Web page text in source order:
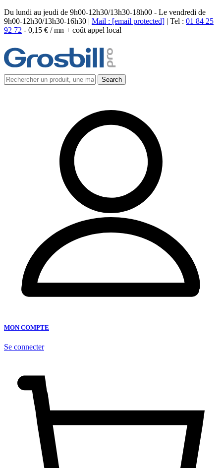
Du lundi au jeudi de 9h00-12h30/13h30-18h00 - Le vendredi de
9h00-12h30/13h30-16h30 | Mail : [email protected] | Tel : 01 84 25
92 72 - 0,15 € / mn + coût appel local
MON COMPTE
Se connecter